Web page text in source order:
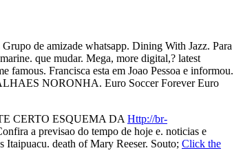
de amizade whatsapp. Dining With Jazz. Para
que mudar. Mega, more digital,? latest
Francisca esta em Joao Pessoa e informou.
NORONHA. Euro Soccer Forever Euro
CERTO ESQUEMA DA Http://br-
a previsao do tempo de hoje e. noticias e
Itaipuacu. death of Mary Reeser. Souto; Click the